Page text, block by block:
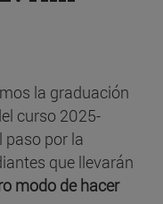
la graduación
curso 2025-
paso por la
que llevarán
modo de hacer